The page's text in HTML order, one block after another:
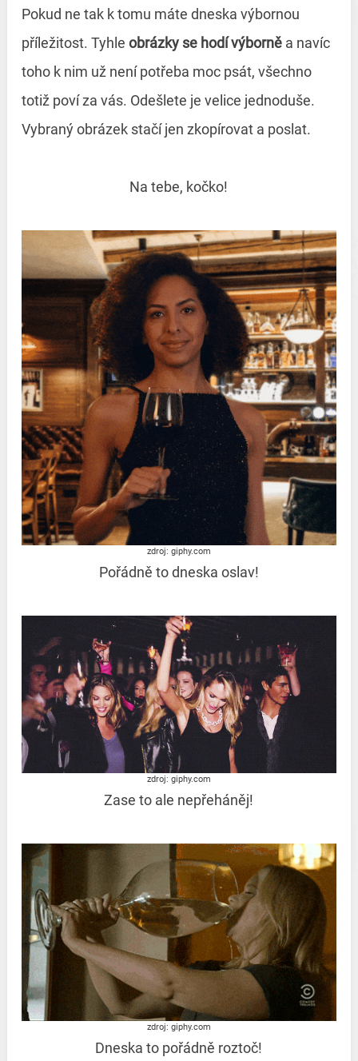
Pokud ne tak k tomu máte dneska výbornou
příležitost. Tyhle obrázky se hodí výborněa navíc
toho k nim už není potřeba moc psát, všechno
totiž poví za vás. Odešlete je velice jednoduše.
Vybraný obrázek stačí jen zkopírovat a poslat.
Na tebe, kočko!
zdroj: giphy.com
Pořádně to dneska oslav!
zdroj: giphy.com
Zase to ale nepřeháněj!
zdroj: giphy.com
Dneska to pořádně roztoč!